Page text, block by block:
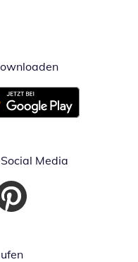
Öffnet in
in neuem Fenster
Media
Fenster
neuem Fenster
Öffnet in neuem Fenster